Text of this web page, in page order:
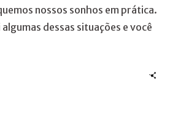
nossos sonhos em prática.
dessas situações e você